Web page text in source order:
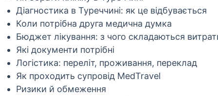
Діагностика в Туреччині: як це відбувається
Коли потрібна друга медична думка
Бюджет лікування: з чого складаються
Які документи потрібні
Логістика: переліт, проживання, переклад
Як проходить супровід MedTravel
Ризики й обмеження